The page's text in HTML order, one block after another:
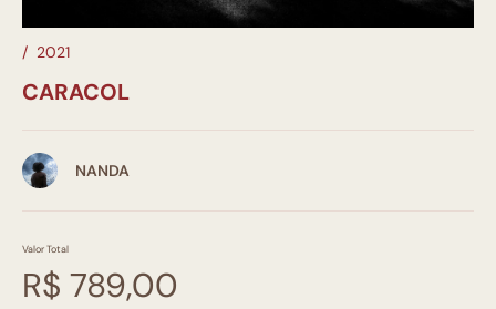
/ 2021
CARACOL
NANDA
Valor Total
R$ 789,00